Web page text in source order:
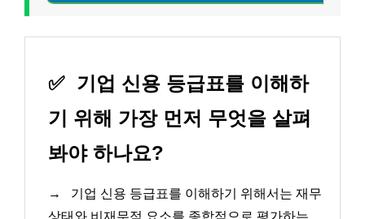
✅ 기업 신용 등급표를 이해하
기 위해 가장 먼저 무엇을 살펴
봐야 하나요?
→
기업 신용 등급표를 이해하기 위해서는 재무